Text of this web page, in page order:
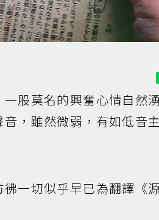
股莫名的興奮心情自然
，雖然微弱，有如低音
一切似乎早已為翻譯《